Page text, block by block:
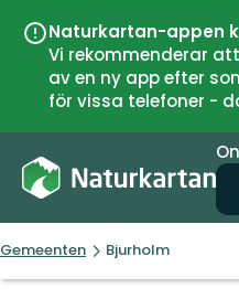
Naturkartan-appen
Vi rekommenderar
av en ny app efter
för vissa telefoner -
Gemeenten Bjurholm